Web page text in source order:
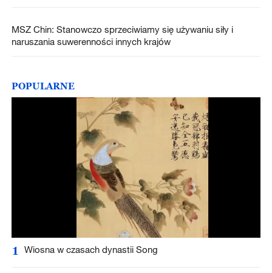
MSZ Chin: Stanowczo sprzeciwiamy się używaniu siły i
naruszania suwerenności innych krajów
POPULARNE
1 Wiosna w czasach dynastii Song